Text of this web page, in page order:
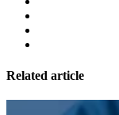
Related article